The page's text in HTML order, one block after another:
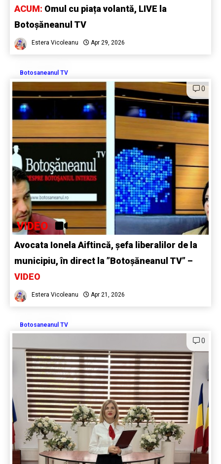
ACUM: Omul cu piața volantă, LIVE la
Botoșăneanul TV
Estera Vicoleanu Apr 29, 2026
Botosaneanul TV
0
VIDEO
Avocata Ionela Aiftincă, șefa liberalilor de la
municipiu, în direct la ”Botoșăneanul TV” –
VIDEO
Estera Vicoleanu Apr 21, 2026
Botosaneanul TV
0